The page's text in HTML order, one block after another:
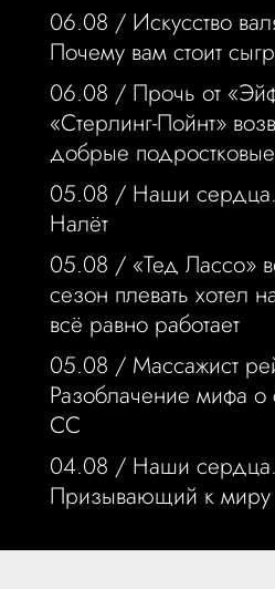
06.08 / Искусство
Почему вам стоит
06.08 / Прочь от
«Стерлинг-Пойнт»
добрые
05.08 / Наши
Налёт
05.08 / «Тед Лассо»
сезон плевать хотел
всё равно работает
05.08 / Массажист
Разоблачение мифа о
СС
04.08 / Наши сердца.
Призывающий к миру